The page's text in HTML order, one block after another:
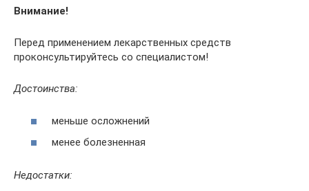
Внимание!
Перед применением лекарственных средств
проконсультируйтесь со специалистом!
Достоинства:
меньше осложнений
менее болезненная
Недостатки: